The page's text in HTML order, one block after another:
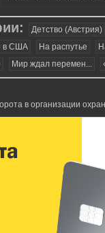
Детство (Австрия)
в США На распутье
Мир ждал перемен...
в организации